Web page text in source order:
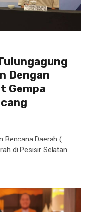
Dengan
Gempa
Bencana Daerah (
di Pesisir Selatan